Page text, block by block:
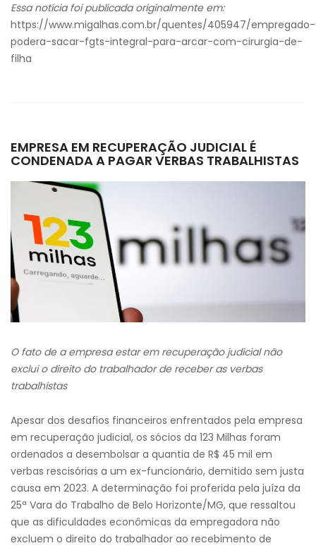
Essa notícia foi publicada originalmente em:
https://www.migalhas.com.br/quentes/405947/empregado-
podera-sacar-fgts-integral-para-arcar-com-cirurgia-de-
filha
EMPRESA EM RECUPERAÇÃO JUDICIAL É
CONDENADA A PAGAR VERBAS TRABALHISTAS
O fato de a empresa estar em recuperação judicial não
exclui o direito do trabalhador de receber as verbas
trabalhistas
Apesar dos desafios financeiros enfrentados pela empresa
em recuperação judicial, os sócios da 123 Milhas foram
ordenados a desembolsar a quantia de R$ 45 mil em
verbas rescisórias a um ex-funcionário, demitido sem justa
causa em 2023. A determinação foi proferida pela juíza da
25ª Vara do Trabalho de Belo Horizonte/MG, que ressaltou
que as dificuldades econômicas da empregadora não
excluem o direito do trabalhador ao recebimento de